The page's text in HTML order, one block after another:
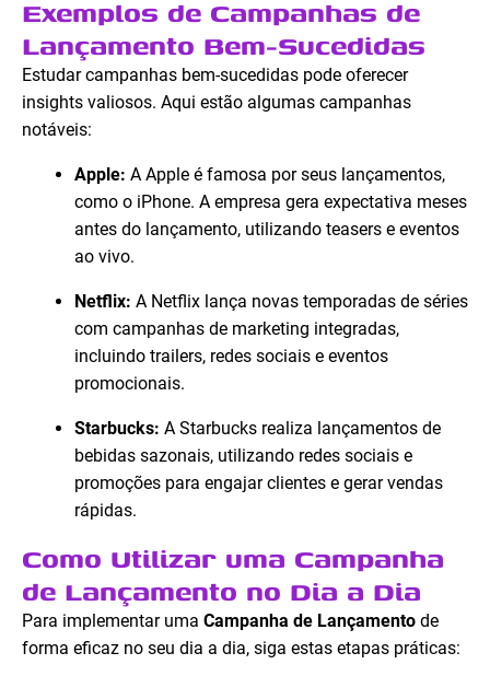
Exemplos de Campanhas de
Lançamento Bem-Sucedidas
Estudar campanhas bem-sucedidas pode oferecer
insights valiosos. Aqui estão algumas campanhas
notáveis:
Apple: A Apple é famosa por seus lançamentos,
como o iPhone. A empresa gera expectativa meses
antes do lançamento, utilizando teasers e eventos
ao vivo.
Netflix: A Netflix lança novas temporadas de séries
com campanhas de marketing integradas,
incluindo trailers, redes sociais e eventos
promocionais.
Starbucks: A Starbucks realiza lançamentos de
bebidas sazonais, utilizando redes sociais e
promoções para engajar clientes e gerar vendas
rápidas.
Como Utilizar uma Campanha
de Lançamento no Dia a Dia
Para implementar uma Campanha de Lançamento de
forma eficaz no seu dia a dia, siga estas etapas práticas: